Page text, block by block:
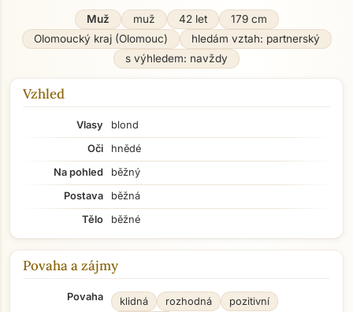
Muž muž 42 let
179 cm
Olomoucký kraj (Olomouc)
hledám vztah: partnerský
s výhledem: navždy
Vzhled
Vlasy
blond
Oči
hnědé
Na pohled
běžný
Postava
běžná
Tělo
běžné
Povaha a zájmy
Povaha klidná rozhodná
pozitivní